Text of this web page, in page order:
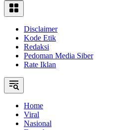
Disclaimer
Kode Etik
Redaksi
Pedoman Media Siber
Rate Iklan
Home
Viral
Nasional